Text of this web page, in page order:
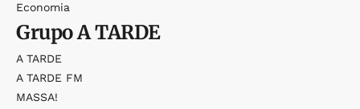
Economia
GrupoA TARDE
A TARDE
A TARDE FM
MASSA!